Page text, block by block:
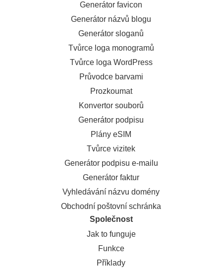
Generátor favicon
Generátor názvů blogu
Generátor sloganů
Tvůrce loga monogramů
Tvůrce loga WordPress
Průvodce barvami
Prozkoumat
Konvertor souborů
Generátor podpisu
Plány eSIM
Tvůrce vizitek
Generátor podpisu e-mailu
Generátor faktur
Vyhledávání názvu domény
Obchodní poštovní schránka
Společnost
Jak to funguje
Funkce
Příklady